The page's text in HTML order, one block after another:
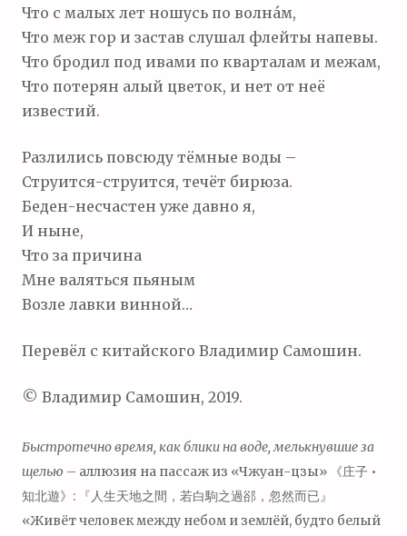
Что с малых лет ношусь по волна́м,
Что меж гор и застав слушал флейты напевы.
Что бродил под ивами по кварталам и межам,
Что потерян алый цветок, и нет от неё
известий.
Разлились повсюду тёмные воды –
Струится-струится, течёт бирюза.
Беден-несчастен уже давно я,
И ныне,
Что за причина
Мне валяться пьяным
Возле лавки винной…
Перевёл с китайского Владимир Самошин.
© Владимир Самошин, 2019.
Быстротечно время, как блики на воде, мелькнувшие за
щелью – аллюзия на пассаж из «Чжуан-цзы» 《庄子 •
知北遊》: 『人生天地之間，若白駒之過郤，忽然而已』
«Живёт человек между небом и землёй, будто белый